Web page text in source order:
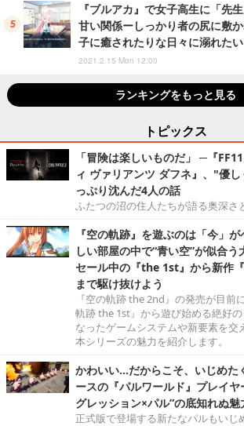
『ブルアカ』で女子高生に「先
甘い関係ーしっかり者の尻に敷
子に癒されたりな日々に溺れたい
2021.2.15 Mon 12:00
ランキングをもっと見る
トピックス
「冒険は楽しいものだ」 ─『
ィ ヴァリアンツ ダフネ』、"優
っぷり沈んだ4人の話
ふたつの沼の住人たちが語る奥深さ
『空の軌跡』を遊ぶのは「今」
しい部屋の中で“青い空”が似合
セール中の『the 1st』から新作
まで駆け抜けよう
『空の軌跡 the 2nd』の発売が目前
軌跡 the 1st』から遊び始める絶好
なったゲームシステムや新要素を交
本シリーズの魅力を紹介します。
かわいい…だからこそ、いじめた
ースの『パルワールド』プレイ
グレッション×パル”の底知れぬ魅
正式版で登場する新たなパルもいじ